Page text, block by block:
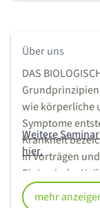
Über uns
DAS
Grundprinzipien
wie körperliche
Symptome
Krankheit
In Vorträgen
BioLogische
Ihre Gesundheit
Weitere
hier.
mehr